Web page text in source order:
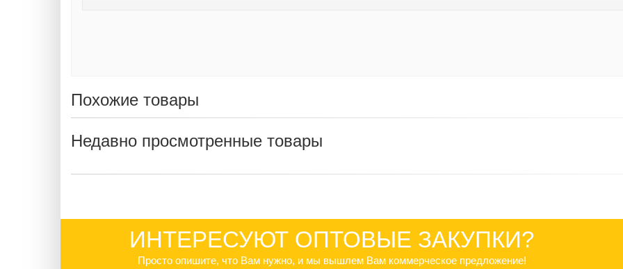
Похожие товары
Недавно просмотренные товары
ИНТЕРЕСУЮТ ОПТОВЫЕ ЗАКУПКИ?
Просто опишите, что Вам нужно, и мы вышлем Вам коммерческое предложение!